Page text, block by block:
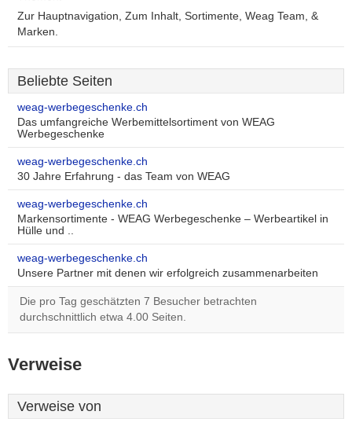
Zur Hauptnavigation, Zum Inhalt, Sortimente, Weag Team, &
Marken.
Beliebte Seiten
weag-werbegeschenke.ch
Das umfangreiche Werbemittelsortiment von WEAG
Werbegeschenke
weag-werbegeschenke.ch
30 Jahre Erfahrung - das Team von WEAG
weag-werbegeschenke.ch
Markensortimente - WEAG Werbegeschenke – Werbeartikel in
Hülle und ..
weag-werbegeschenke.ch
Unsere Partner mit denen wir erfolgreich zusammenarbeiten
Die pro Tag geschätzten 7 Besucher betrachten
durchschnittlich etwa 4.00 Seiten.
Verweise
Verweise von